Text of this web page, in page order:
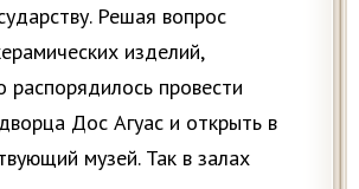
Решая вопрос
изделий,
распорядилось провести
Дос Агуас и открыть в
музей. Так в залах